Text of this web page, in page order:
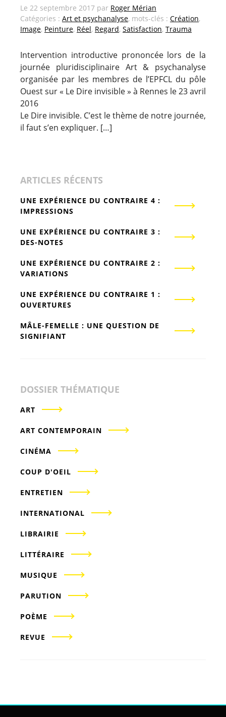
Le 22 septembre 2017 par Roger Mérian
Catégories : Art et psychanalyse, mots-clés : Création,
Image, Peinture, Réel, Regard, Satisfaction, Trauma
Intervention introductive prononcée lors de la
journée pluridisciplinaire Art & psychanalyse
organisée par les membres de l’EPFCL du pôle
Ouest sur « Le Dire invisible » à Rennes le 23 avril
2016
Le Dire invisible. C’est le thème de notre journée,
il faut s’en expliquer. […]
ARTICLES RÉCENTS
UNE EXPÉRIENCE DU CONTRAIRE 4 :
IMPRESSIONS
UNE EXPÉRIENCE DU CONTRAIRE 3 :
DES-NOTES
UNE EXPÉRIENCE DU CONTRAIRE 2 :
VARIATIONS
UNE EXPÉRIENCE DU CONTRAIRE 1 :
OUVERTURES
MÂLE-FEMELLE : UNE QUESTION DE
SIGNIFIANT
DOSSIER THÉMATIQUE
ART
ART CONTEMPORAIN
CINÉMA
COUP D'OEIL
ENTRETIEN
INTERNATIONAL
LIBRAIRIE
LITTÉRAIRE
MUSIQUE
PARUTION
POÈME
REVUE